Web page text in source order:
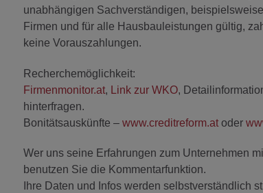
unabhängigen Sachverständigen,
Firmen und für alle Hausbauleistungen gültig,
keine Vorauszahlungen.
Recherchemöglichkeit:
Firmenmonitor.at, Link zur WKO,
hinterfragen.
Bonitätsauskünfte – www.creditreform.at oder
Wer uns seine Erfahrungen zum Unternehmen
benutzen Sie die Kommentarfunktion.
Ihre Daten und Infos werden selbstverständlich